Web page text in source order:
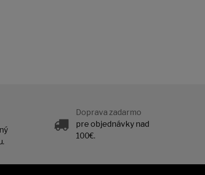
Doprava zadarmo
pre objednávky nad
100€.